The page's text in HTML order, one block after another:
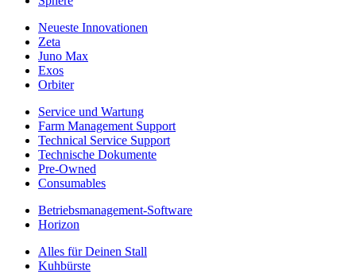
Neueste Innovationen
Zeta
Juno Max
Exos
Orbiter
Service und Wartung
Farm Management Support
Technical Service Support
Technische Dokumente
Pre-Owned
Consumables
Betriebsmanagement-Software
Horizon
Alles für Deinen Stall
Kuhbürste